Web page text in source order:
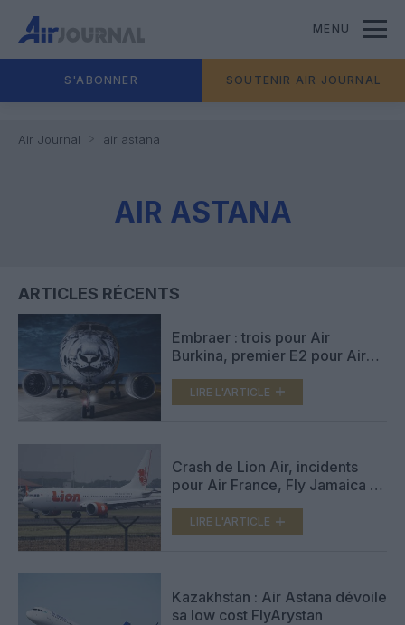
MENU
S'ABONNER SOUTENIR AIR JOURNAL
Air Journal air astana
AIR ASTANA
ARTICLES RÉCENTS
Embraer : trois pour Air
Burkina, premier E2 pour Air
LIRE L'ARTICLE
Crash de Lion Air, incidents
pour Air France, Fly Jamaica et
LIRE L'ARTICLE
Kazakhstan : Air Astana dévoile
sa low cost FlyArystan